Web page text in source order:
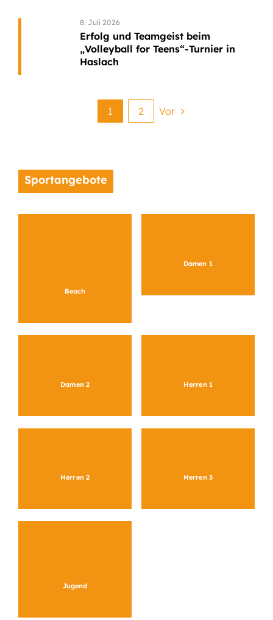
8. Juli 2026
Erfolg und Teamgeist beim
„Volleyball for Teens“-Turnier in
Haslach
1 2 Vor
Sportangebote
Beach
Damen 1
Damen 2 Herren 1
Herren 2 Herren 3
Jugend